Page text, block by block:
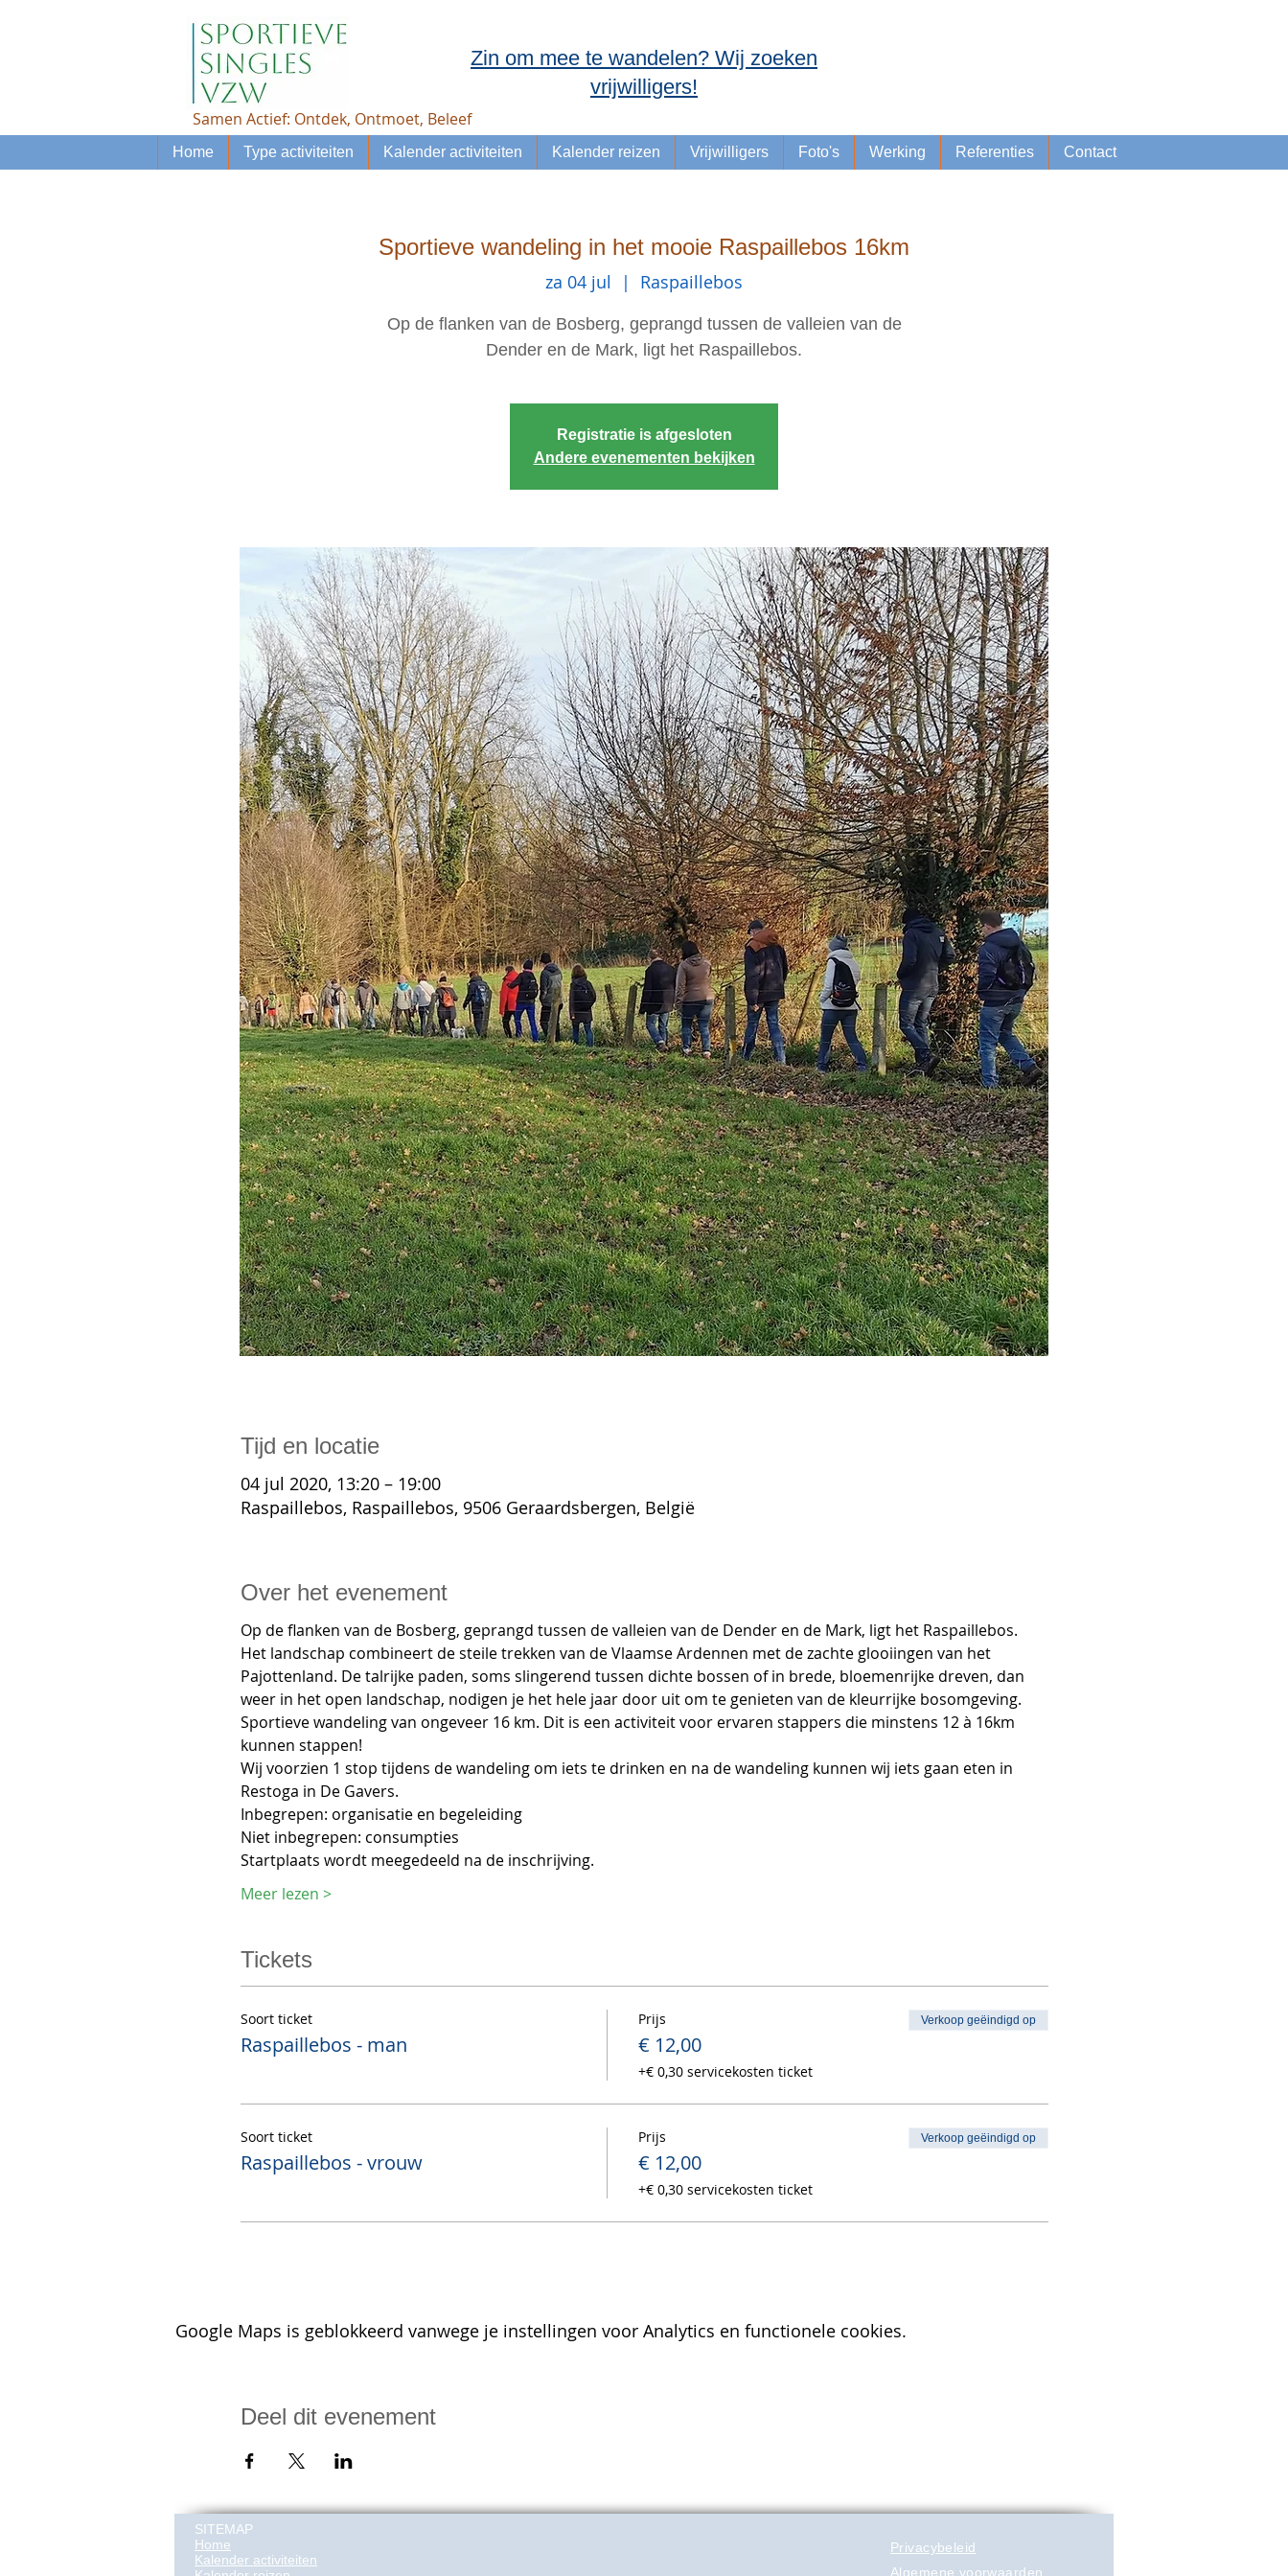
Samen Actief: Ontdek, Ontmoet, Beleef
Zin om mee te wandelen? Wij zoeken
vrijwilligers!
Home Type activiteiten Kalender activiteiten Kalender reizen Vrijwilligers Foto's Werking Referenties Contact
Sportieve wandeling in het mooie Raspaillebos 16km
za 04 jul
  |
Raspaillebos
Op de flanken van de Bosberg, geprangd tussen de valleien van de
Registratie is afgesloten
Andere evenementen bekijken
Tijd en locatie
04 jul 2020, 13:20 – 19:00
Raspaillebos, Raspaillebos, 9506 Geraardsbergen, België
Over het evenement
Op de flanken van de Bosberg, geprangd tussen de valleien van de Dender en de Mark, ligt het Raspaillebos.
Het landschap combineert de steile trekken van de Vlaamse Ardennen met de zachte glooiingen van het
Pajottenland. De talrijke paden, soms slingerend tussen dichte bossen of in brede, bloemenrijke dreven, dan
weer in het open landschap, nodigen je het hele jaar door uit om te genieten van de kleurrijke bosomgeving.
Sportieve wandeling van ongeveer 16 km. Dit is een activiteit voor ervaren stappers die minstens 12 à 16km
kunnen stappen!
Wij voorzien 1 stop tijdens de wandeling om iets te drinken en na de wandeling kunnen wij iets gaan eten in
Restoga in De Gavers.
Inbegrepen: organisatie en begeleiding
Niet inbegrepen: consumpties
Startplaats wordt meegedeeld na de inschrijving.
Meer lezen >
Tickets
Soort ticket
Raspaillebos - man
Prijs
€ 12,00
+€ 0,30 servicekosten ticket
Verkoop geëindigd op
Soort ticket
Raspaillebos - vrouw
Prijs
€ 12,00
+€ 0,30 servicekosten ticket
Verkoop geëindigd op
Google Maps is geblokkeerd vanwege je instellingen voor Analytics en functionele cookies.
Deel dit evenement
SITEMAP
Home
Kalender activiteiten
Privacybeleid
Algemene voorwaarden